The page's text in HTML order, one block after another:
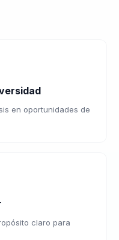
en oportunidades de
claro para